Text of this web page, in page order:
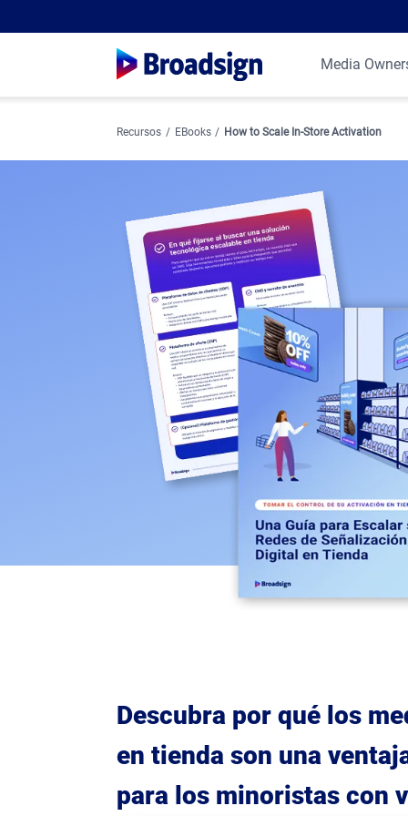
Media
Recursos EBooks How to Scale In-Store Activation
Descubra por qué los
en tienda son una
para los minoristas con